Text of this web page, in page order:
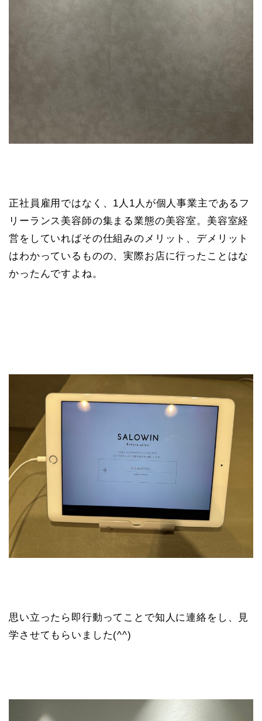
正社員雇用ではなく、1人1人が個人事業主であるフ
リーランス美容師の集まる業態の美容室。美容室経
営をしていればその仕組みのメリット、デメリット
はわかっているものの、実際お店に行ったことはな
かったんですよね。
思い立ったら即行動ってことで知人に連絡をし、見
学させてもらいました(^^)